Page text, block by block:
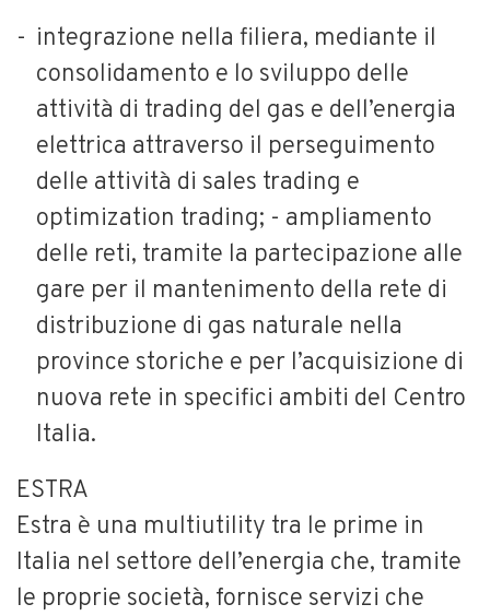
integrazione nella filiera, mediante il
consolidamento e lo sviluppo delle
attività di trading del gas e dell’energia
elettrica attraverso il perseguimento
delle attività di sales trading e
optimization trading; - ampliamento
delle reti, tramite la partecipazione alle
gare per il mantenimento della rete di
distribuzione di gas naturale nella
province storiche e per l’acquisizione di
nuova rete in specifici ambiti del Centro
Italia.
ESTRA
Estra è una multiutility tra le prime in
Italia nel settore dell’energia che, tramite
le proprie società, fornisce servizi che